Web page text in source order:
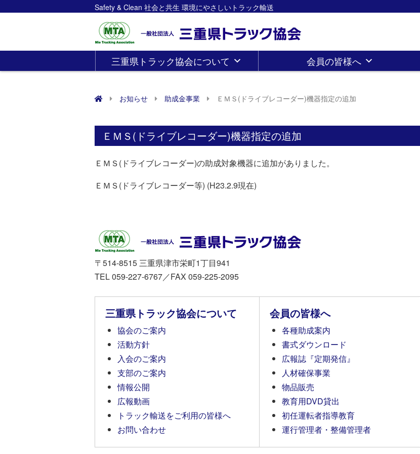
Safety & Clean 社会と共生 環境にやさしいトラック輸送
三重県トラック協会について 会員の皆様へ
お知らせ 助成金事業 ＥＭＳ(ドライブレコーダー)機器指定の追加
ＥＭＳ(ドライブレコーダー)機器指定の追加
ＥＭＳ(ドライブレコーダー)の助成対象機器に追加がありました。
ＥＭＳ(ドライブレコーダー等) (H23.2.9現在)
〒514-8515 三重県津市栄町1丁目941
TEL 059-227-6767／FAX 059-225-2095
三重県トラック協会について
協会のご案内
活動方針
入会のご案内
支部のご案内
情報公開
広報動画
トラック輸送をご利用の皆様へ
お問い合わせ
会員の皆様へ
各種助成案内
書式ダウンロード
広報誌『定期発信』
人材確保事業
物品販売
教育用DVD貸出
初任運転者指導教育
運行管理者・整備管理者